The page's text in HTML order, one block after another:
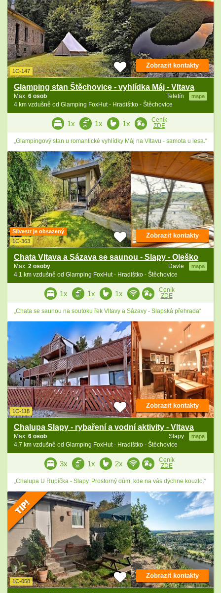
1C-147
Glamping stan Štěchovice - vyhlídka Máj - Vltava
Teletín mapa
Max. 6 osob
4 km vzdušně od Glamping FoxHut - Hradištko - Štěchovice
Zobrazit kontakty
1x 1x 1x
Ceník
ZDE
„Glampingový stan u romantické vyhlídky Máj na Vltavu - samota u lesa.“
Silvestr je obsazený
1C-363
Chata Vltava a Sázava se saunou - Slapy - Oleško
Davle mapa
Max. 2 osoby
4.1 km vzdušně od Glamping FoxHut - Hradištko - Štěchovice
Zobrazit kontakty
1x 1x 1x
Ceník
ZDE
„Chata se saunou na soutoku řek Vltavy a Sázavy - Slapská přehrada“
1C-118
Chalupa Slapy - rybaření a vodní aktivity - Vltava
Slapy mapa
Max. 6 osob
4.7 km vzdušně od Glamping FoxHut - Hradištko - Štěchovice
Zobrazit kontakty
3x 1x 2x
Ceník
ZDE
„Chalupa U Rupíčka - Slapy. Prostorný dům, kde na vás dýchne kouzlo.“
1C-058
Zobrazit kontakty